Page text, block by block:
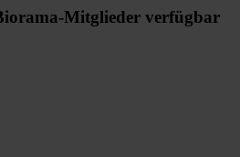
Mitglieder verfügbar